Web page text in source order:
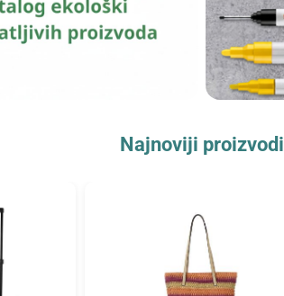
Najnoviji proizvodi